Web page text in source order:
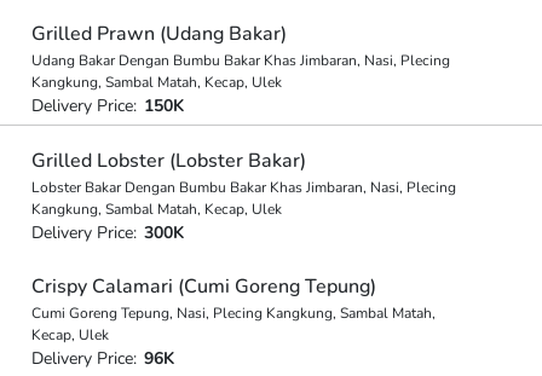
Grilled Prawn (Udang Bakar)
Udang Bakar Dengan Bumbu Bakar Khas Jimbaran, Nasi, Plecing
Kangkung, Sambal Matah, Kecap, Ulek
Delivery Price: 150K
Grilled Lobster (Lobster Bakar)
Lobster Bakar Dengan Bumbu Bakar Khas Jimbaran, Nasi, Plecing
Kangkung, Sambal Matah, Kecap, Ulek
Delivery Price: 300K
Crispy Calamari (Cumi Goreng Tepung)
Cumi Goreng Tepung, Nasi, Plecing Kangkung, Sambal Matah,
Kecap, Ulek
Delivery Price: 96K